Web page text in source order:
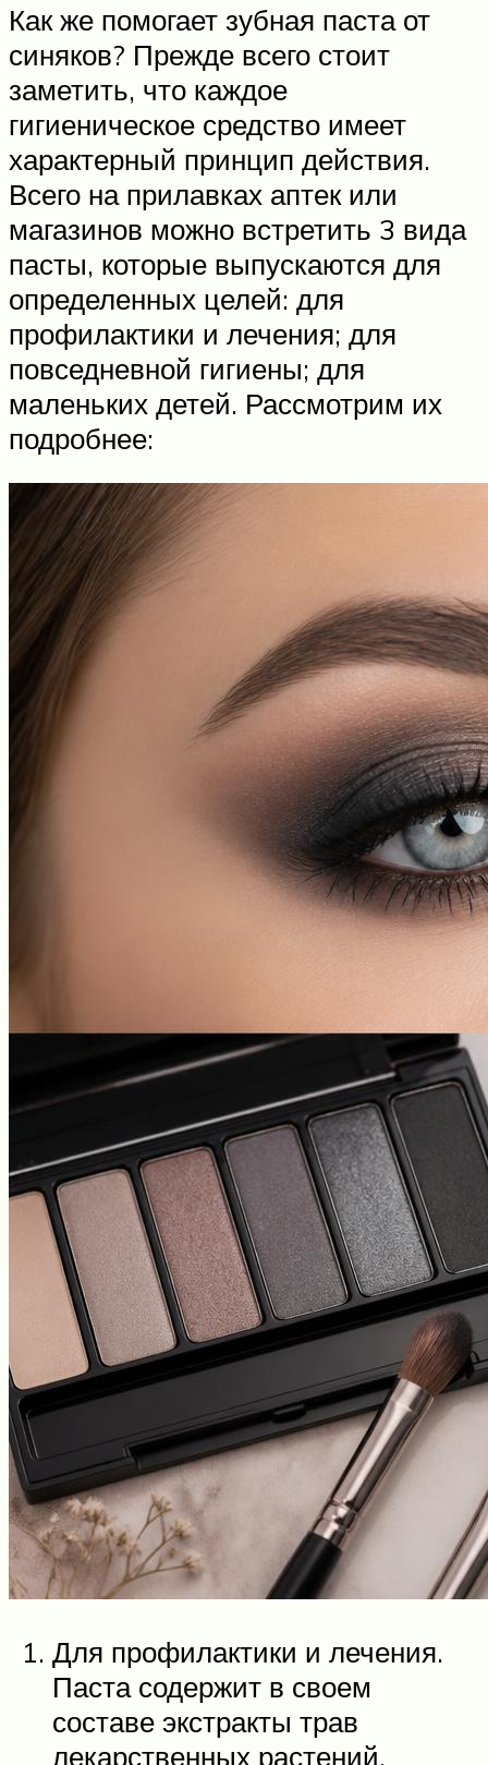
Как же помогает зубная паста от
синяков? Прежде всего стоит
заметить, что каждое
гигиеническое средство имеет
характерный принцип действия.
Всего на прилавках аптек или
магазинов можно встретить 3 вида
пасты, которые выпускаются для
определенных целей: для
профилактики и лечения; для
повседневной гигиены; для
маленьких детей. Рассмотрим их
подробнее:
Для профилактики и лечения.
Паста содержит в своем
составе экстракты трав
лекарственных растений,